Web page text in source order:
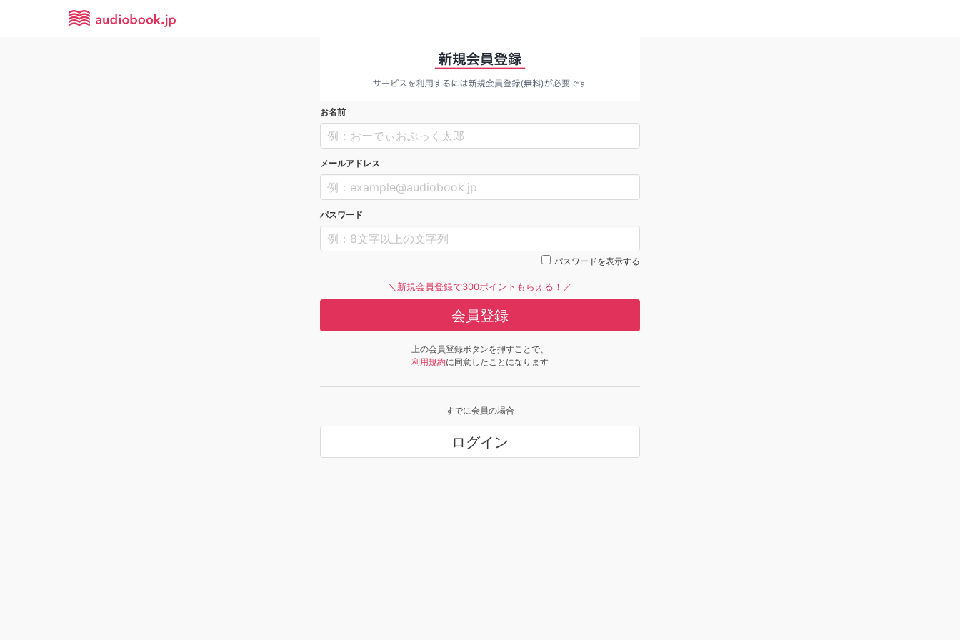
お名前
メールアドレス
パスワード
パスワードを表示する
＼新規会員登録で300ポイントもらえる！／
会員登録
上の会員登録ボタンを押すことで、
利用規約に同意したことになります
すでに会員の場合
ログイン